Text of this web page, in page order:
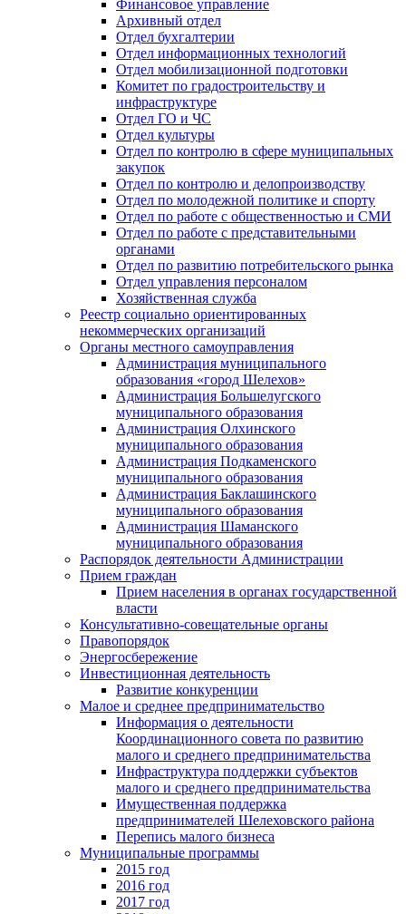
Финансовое управление
Архивный отдел
Отдел бухгалтерии
Отдел информационных технологий
Отдел мобилизационной подготовки
Комитет по градостроительству и
инфраструктуре
Отдел ГО и ЧС
Отдел культуры
Отдел по контролю в сфере муниципальных
закупок
Отдел по контролю и делопроизводству
Отдел по молодежной политике и спорту
Отдел по работе с общественностью и СМИ
Отдел по работе с представительными
органами
Отдел по развитию потребительского рынка
Отдел управления персоналом
Хозяйственная служба
Реестр социально ориентированных
некоммерческих организаций
Органы местного самоуправления
Администрация муниципального
образования «город Шелехов»
Администрация Большелугского
муниципального образования
Администрация Олхинского
муниципального образования
Администрация Подкаменского
муниципального образования
Администрация Баклашинского
муниципального образования
Администрация Шаманского
муниципального образования
Распорядок деятельности Администрации
Прием граждан
Прием населения в органах государственной
власти
Консультативно-совещательные органы
Правопорядок
Энергосбережение
Инвестиционная деятельность
Развитие конкуренции
Малое и среднее предпринимательство
Информация о деятельности
Координационного совета по развитию
малого и среднего предпринимательства
Инфраструктура поддержки субъектов
малого и среднего предпринимательства
Имущественная поддержка
предпринимателей Шелеховского района
Перепись малого бизнеса
Муниципальные программы
2015 год
2016 год
2017 год